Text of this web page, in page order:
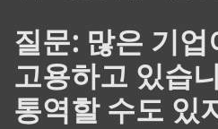
질문: 많은 기
고용하고 있습
통역할 수도 있